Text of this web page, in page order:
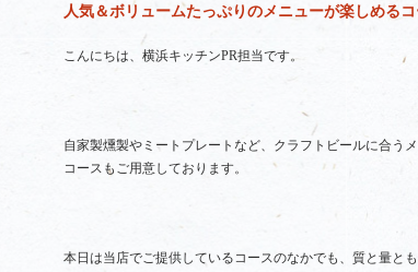
人気＆ボリュームたっぷりのメニューが楽しめる
こんにちは、横浜キッチンPR担当です。
自家製燻製やミートプレートなど、クラフトビールに合う
コースもご用意しております。
本日は当店でご提供しているコースのなかでも、質と量と